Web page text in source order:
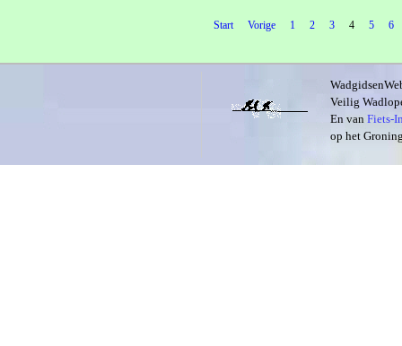
Start Vorige 1 2 3 4 5 6
Veilig
En van Fiets-
op het